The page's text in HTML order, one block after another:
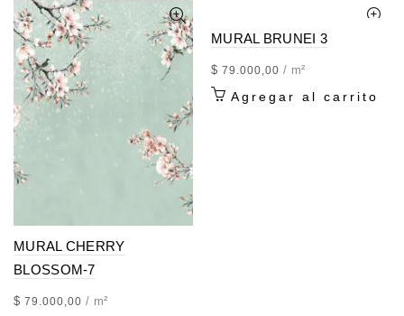
MURAL CHERRY
BLOSSOM-7
$ 79.000,00 / m²
MURAL BRUNEI 3
$ 79.000,00 / m²
Agregar al carrito